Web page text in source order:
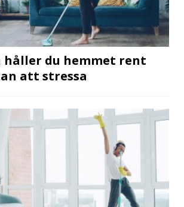
håller du hemmet rent
att stressa